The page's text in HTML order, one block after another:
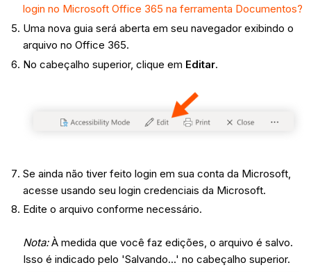
login no Microsoft Office 365 na ferramenta Documentos?
Uma nova guia será aberta em seu navegador exibindo o
arquivo no Office 365.
No cabeçalho superior, clique em Editar.
Se ainda não tiver feito login em sua conta da Microsoft,
acesse usando seu login credenciais da Microsoft.
Edite o arquivo conforme necessário.
Nota:À medida que você faz edições, o arquivo é salvo.
Isso é indicado pelo 'Salvando...' no cabeçalho superior.